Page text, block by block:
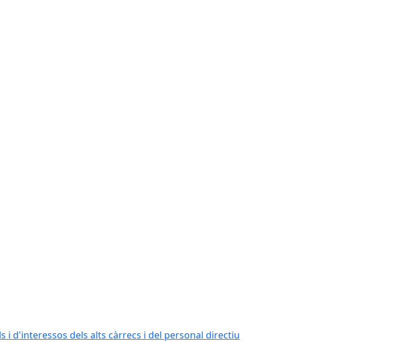
i d'interessos dels alts càrrecs i del personal directiu